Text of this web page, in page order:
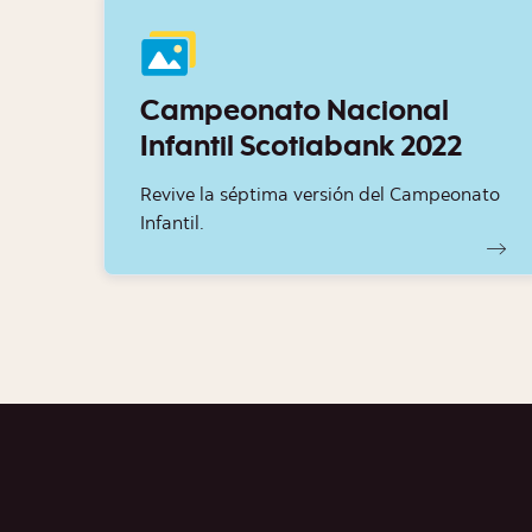
Campeonato Nacional
Infantil Scotiabank 2022
Revive la séptima versión del Campeonato
Infantil.